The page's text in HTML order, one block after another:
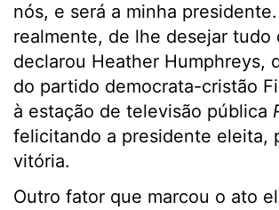
nós, e será a minha
realmente, de lhe desejar tudo
declarou Heather Humphreys,
do partido democrata-cristão
à estação de televisão pública
felicitando a presidente eleita,
vitória.
Outro fator que marcou o ato